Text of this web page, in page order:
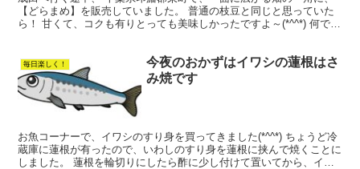
【どらまめ】を販売していました。 普通の枝豆と同じと思っていた
ら！ 甘くて、コクも有りとっても美味しかったですよ～(*^^*) 何で
毎日楽しく！
今夜のおかずはイワシの蓮根はさ
み焼です
お魚コーナーで、イワシのすり身を買ってきました(*^^*) ちょうど冷
蔵庫に蓮根が有ったので、いわしのすり身を蓮根に挟んで焼くことに
しました。 蓮根を輪切りにしたら酢に少し付けて置いてから、イワ